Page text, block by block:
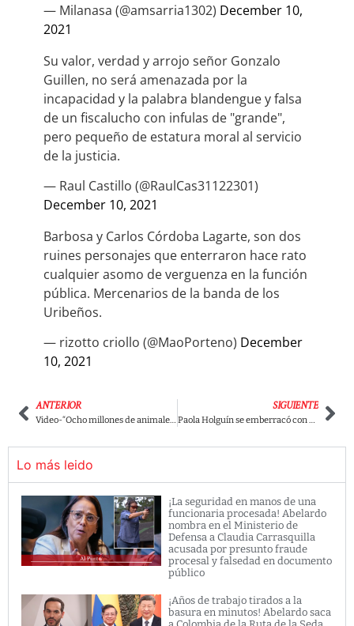
— Milanasa (@amsarria1302) December 10,
2021
Su valor, verdad y arrojo señor Gonzalo
Guillen, no será amenazada por la
incapacidad y la palabra blandengue y falsa
de un fiscalucho con infulas de "grande",
pero pequeño de estatura moral al servicio
de la justicia.
— Raul Castillo (@RaulCas31122301)
December 10, 2021
Barbosa y Carlos Córdoba Lagarte, son dos
ruines personajes que enterraron hace rato
cualquier asomo de verguenza en la función
pública. Mercenarios de la banda de los
Uribeños.
— rizotto criollo (@MaoPorteno) December
10, 2021
ANTERIOR
Video-“Ocho millones de animales votaron por Petro”: Presidente de Panaca en medio de polémico discurso
SIGUIENTE
Paola Holguín se emberracó con exviceministro que dijo que ella es una “congresista del Cαrtel de Medellín”.
Lo más leido
¡La seguridad en manos de una
funcionaria procesada! Abelardo
nombra en el Ministerio de
Defensa a Claudia Carrasquilla
acusada por presunto fraude
procesal y falsedad en documento
público
¡Años de trabajo tirados a la
basura en minutos! Abelardo saca